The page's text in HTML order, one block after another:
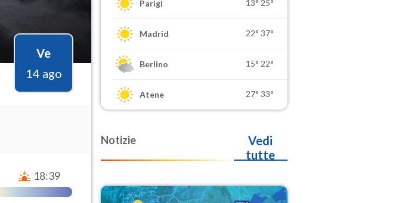
Ve
14 ago
18:39
Parigi 13° 25°
Madrid 22° 37°
Berlino 15° 22°
Atene 27° 33°
Notizie
Vedi
tutte